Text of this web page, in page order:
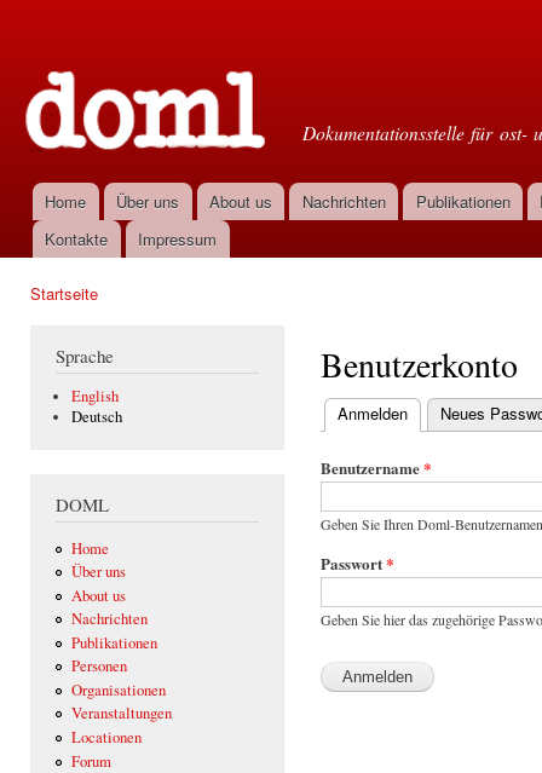
Dokumentationsstelle für ost-
Hauptmenü
Home Über uns About us Nachrichten Publikationen
Kontakte
Impressum
Startseite
Sprache
English
Deutsch
DOML
Home
Über uns
About us
Nachrichten
Publikationen
Personen
Organisationen
Veranstaltungen
Locationen
Forum
Benutzerkonto
Haupt-Reiter
Anmelden (aktiver Reiter)
Neues
Benutzername*
Geben Sie Ihren Doml-
Passwort*
Geben Sie hier das zugehörige